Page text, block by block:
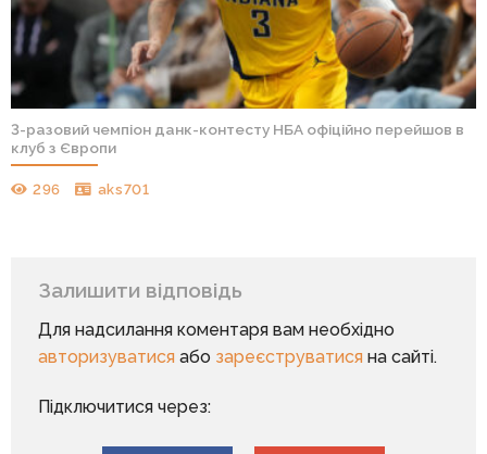
3-разовий чемпіон данк-контесту НБА офіційно перейшов в
клуб з Європи
296 aks701
Залишити відповідь
Для надсилання коментаря вам необхідно
авторизуватисяабо зареєструватисяна сайті.
Підключитися через: